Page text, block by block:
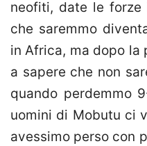
neofiti, date le forze
che saremmo
in Africa, ma dopo
a sapere che non
quando perdemmo
uomini di Mobutu ci
avessimo perso con